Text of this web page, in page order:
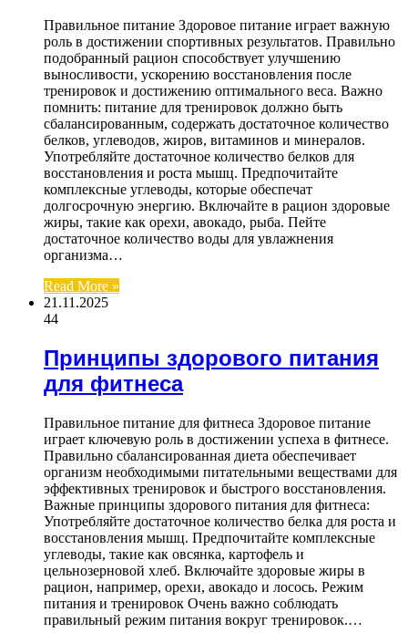
Правильное питание Здоровое питание играет важную
роль в достижении спортивных результатов. Правильно
подобранный рацион способствует улучшению
выносливости, ускорению восстановления после
тренировок и достижению оптимального веса. Важно
помнить: питание для тренировок должно быть
сбалансированным, содержать достаточное количество
белков, углеводов, жиров, витаминов и минералов.
Употребляйте достаточное количество белков для
восстановления и роста мышц. Предпочитайте
комплексные углеводы, которые обеспечат
долгосрочную энергию. Включайте в рацион здоровые
жиры, такие как орехи, авокадо, рыба. Пейте
достаточное количество воды для увлажнения
организма…
Read More »
21.11.2025
44
Принципы здорового питания
для фитнеса
Правильное питание для фитнеса Здоровое питание
играет ключевую роль в достижении успеха в фитнесе.
Правильно сбалансированная диета обеспечивает
организм необходимыми питательными веществами для
эффективных тренировок и быстрого восстановления.
Важные принципы здорового питания для фитнеса:
Употребляйте достаточное количество белка для роста и
восстановления мышц. Предпочитайте комплексные
углеводы, такие как овсянка, картофель и
цельнозерновой хлеб. Включайте здоровые жиры в
рацион, например, орехи, авокадо и лосось. Режим
питания и тренировок Очень важно соблюдать
правильный режим питания вокруг тренировок.…